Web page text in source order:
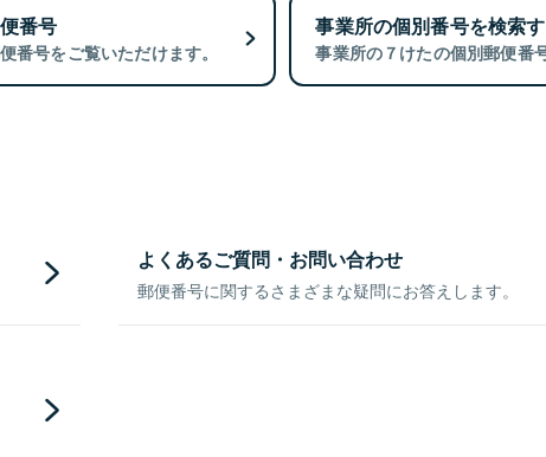
番号
番号をご覧いただけます。
事業所の個別番号を検索
事業所の７けたの個別郵便番
よくあるご質問・お問い合わせ
郵便番号に関するさまざまな疑問にお答えします。